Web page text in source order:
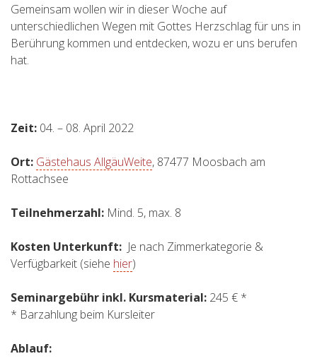
Gemeinsam wollen wir in dieser Woche auf
unterschiedlichen Wegen mit Gottes Herzschlag für uns in
Berührung kommen und entdecken, wozu er uns berufen
hat.
Zeit: 04. – 08. April 2022
Ort: Gästehaus AllgäuWeite, 87477 Moosbach am
Rottachsee
Teilnehmerzahl: Mind. 5, max. 8
Kosten Unterkunft: Je nach Zimmerkategorie &
Verfügbarkeit (siehe hier)
Seminargebühr inkl. Kursmaterial: 245 € *
* Barzahlung beim Kursleiter
Ablauf: